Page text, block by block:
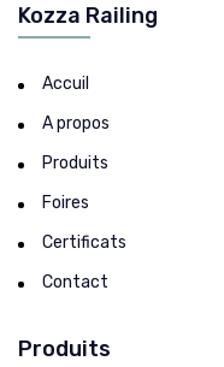
Kozza Railing
Accuil
A propos
Produits
Foires
Certificats
Contact
Produits